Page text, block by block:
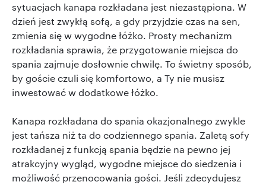
sytuacjach kanapa rozkładana jest niezastąpiona. W
dzień jest zwykłą sofą, a gdy przyjdzie czas na sen,
zmienia się w wygodne łóżko. Prosty mechanizm
rozkładania sprawia, że przygotowanie miejsca do
spania zajmuje dosłownie chwilę. To świetny sposób,
by goście czuli się komfortowo, a Ty nie musisz
inwestować w dodatkowe łóżko.
Kanapa rozkładana do spania okazjonalnego zwykle
jest tańsza niż ta do codziennego spania. Zaletą sofy
rozkładanej z funkcją spania będzie na pewno jej
atrakcyjny wygląd, wygodne miejsce do siedzenia i
możliwość przenocowania gości. Jeśli zdecydujesz